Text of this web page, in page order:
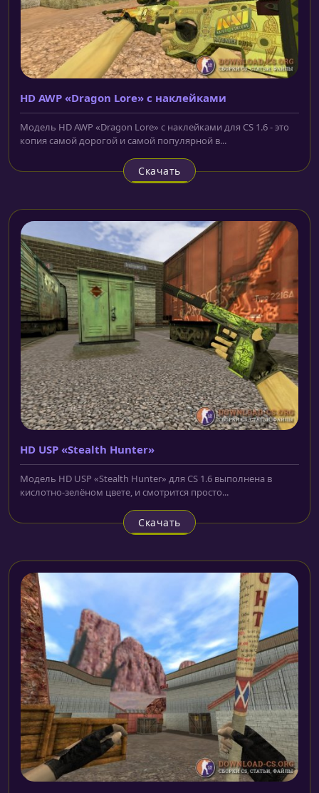
HD AWP «Dragon Lore» с наклейками
Модель HD AWP «Dragon Lore» с наклейками для CS 1.6 - это
копия самой дорогой и самой популярной в...
Скачать
HD USP «Stealth Hunter»
Модель HD USP «Stealth Hunter» для CS 1.6 выполнена в
кислотно-зелёном цвете, и смотрится просто...
Скачать